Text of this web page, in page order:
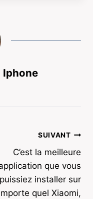
Iphone
SUIVANT
C’est la meilleure
que vous
puissiez installer sur
quel Xiaomi,